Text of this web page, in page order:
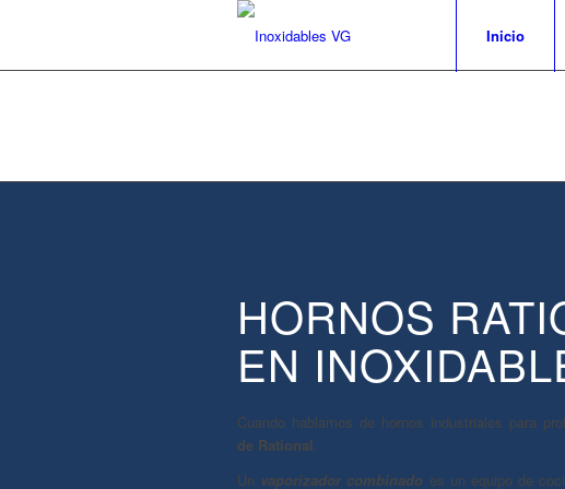
Inicio
HORNOS
EN
Cuando hablamos de hornos industriales para
de Rational.
Un vaporizador combinado es un equipo de